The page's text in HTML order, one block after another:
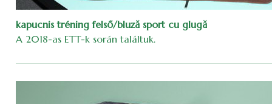
kapucnis tréning felső/bluză sport cu glugă
A 2018-as ETT-k során találtuk.